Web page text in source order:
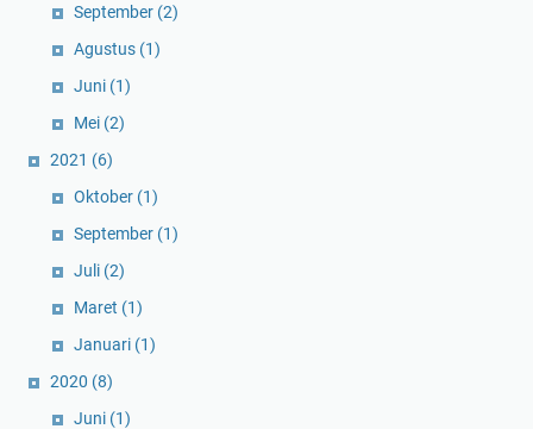
September (2)
Agustus (1)
Juni (1)
Mei (2)
2021 (6)
Oktober (1)
September (1)
Juli (2)
Maret (1)
Januari (1)
2020 (8)
Juni (1)